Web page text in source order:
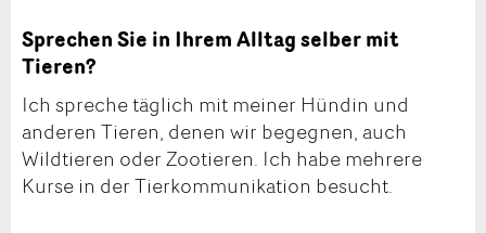
Sprechen Sie in Ihrem Alltag selber mit
Tieren?
Ich spreche täglich mit meiner Hündin und
anderen Tieren, denen wir begegnen, auch
Wildtieren oder Zootieren. Ich habe mehrere
Kurse in der Tierkommunikation besucht.